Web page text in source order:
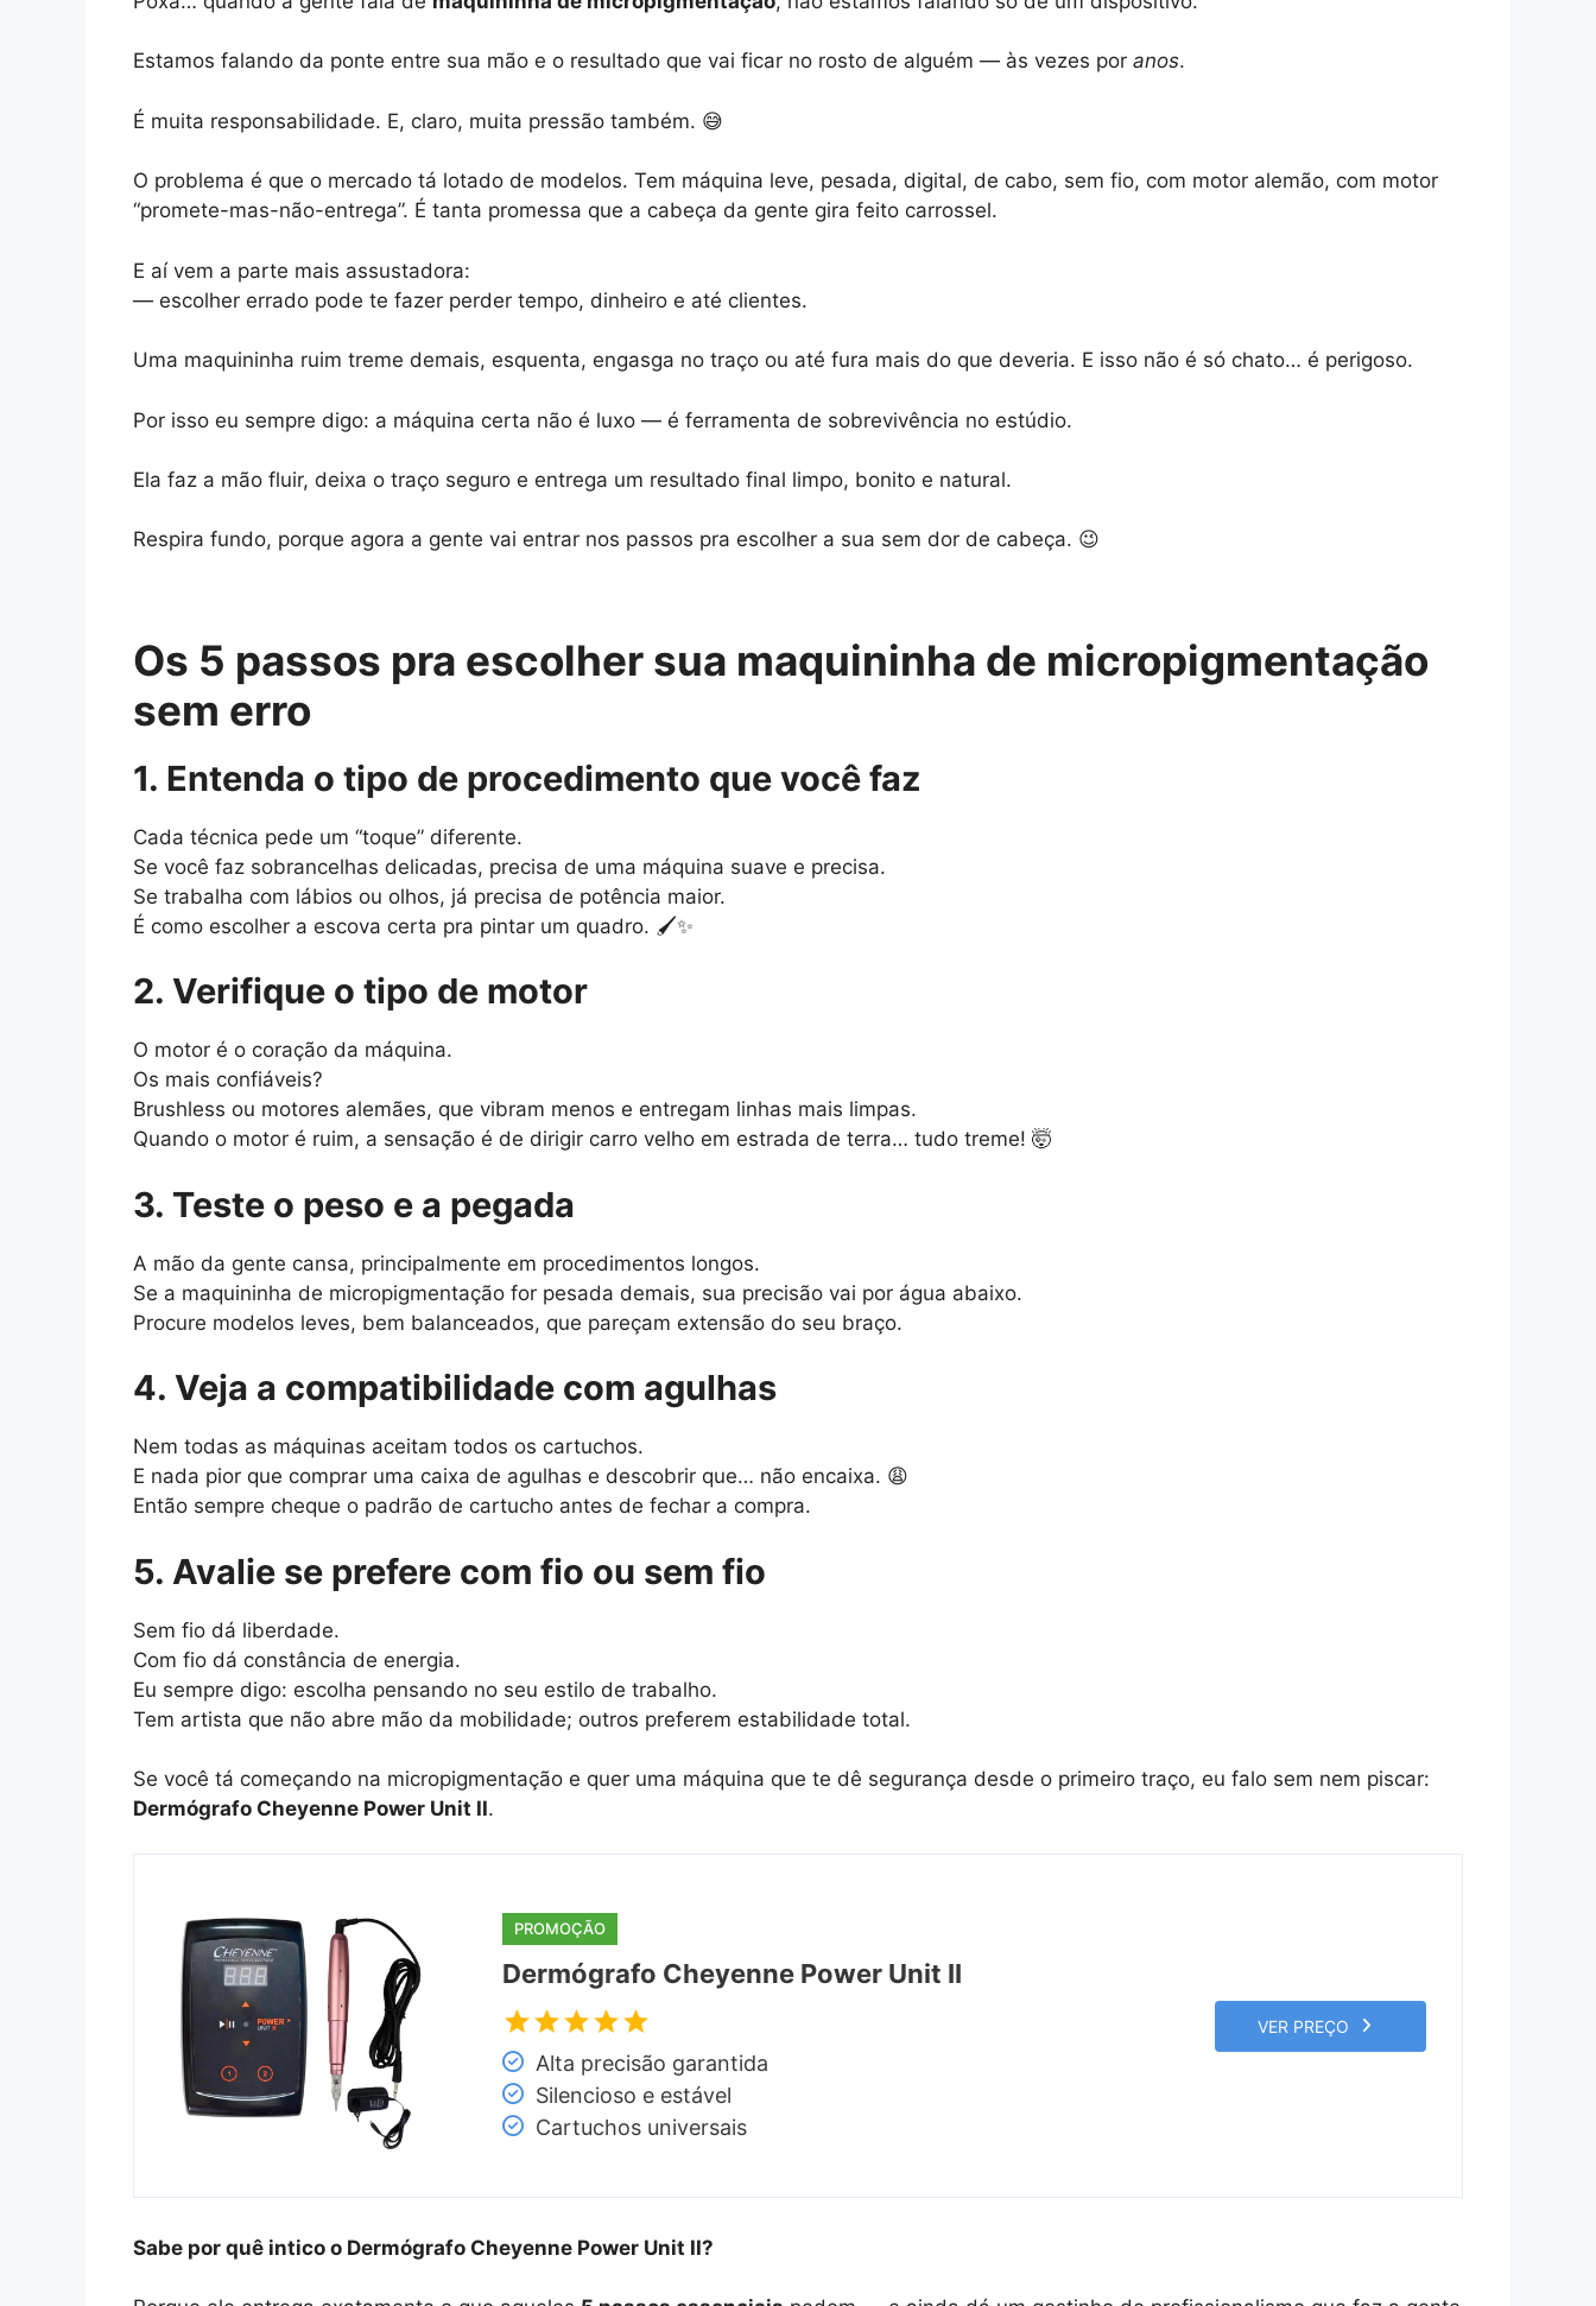
Estamos falando da ponte entre sua mão e o resultado que vai ficar no rosto de alguém — às vezes por anos.
É muita responsabilidade. E, claro, muita pressão também. 😅
O problema é que o mercado tá lotado de modelos. Tem máquina leve, pesada, digital, de cabo, sem fio, com motor alemão, com motor
“promete-mas-não-entrega”. É tanta promessa que a cabeça da gente gira feito carrossel.
E aí vem a parte mais assustadora:
— escolher errado pode te fazer perder tempo, dinheiro e até clientes.
Uma maquininha ruim treme demais, esquenta, engasga no traço ou até fura mais do que deveria. E isso não é só chato… é perigoso.
Por isso eu sempre digo: a máquina certa não é luxo — é ferramenta de sobrevivência no estúdio.
Ela faz a mão fluir, deixa o traço seguro e entrega um resultado final limpo, bonito e natural.
Respira fundo, porque agora a gente vai entrar nos passos pra escolher a sua sem dor de cabeça. 😉
Os 5 passos pra escolher sua maquininha de micropigmentação
sem erro
1. Entenda o tipo de procedimento que você faz
Cada técnica pede um “toque” diferente.
Se você faz sobrancelhas delicadas, precisa de uma máquina suave e precisa.
Se trabalha com lábios ou olhos, já precisa de potência maior.
É como escolher a escova certa pra pintar um quadro. 🖌️✨
2. Verifique o tipo de motor
O motor é o coração da máquina.
Os mais confiáveis?
Brushless ou motores alemães, que vibram menos e entregam linhas mais limpas.
Quando o motor é ruim, a sensação é de dirigir carro velho em estrada de terra… tudo treme! 🤯
3. Teste o peso e a pegada
A mão da gente cansa, principalmente em procedimentos longos.
Se a maquininha de micropigmentação for pesada demais, sua precisão vai por água abaixo.
Procure modelos leves, bem balanceados, que pareçam extensão do seu braço.
4. Veja a compatibilidade com agulhas
Nem todas as máquinas aceitam todos os cartuchos.
E nada pior que comprar uma caixa de agulhas e descobrir que… não encaixa. 😩
Então sempre cheque o padrão de cartucho antes de fechar a compra.
5. Avalie se prefere com fio ou sem fio
Sem fio dá liberdade.
Com fio dá constância de energia.
Eu sempre digo: escolha pensando no seu estilo de trabalho.
Tem artista que não abre mão da mobilidade; outros preferem estabilidade total.
Se você tá começando na micropigmentação e quer uma máquina que te dê segurança desde o primeiro traço, eu falo sem nem piscar:
Dermógrafo Cheyenne Power Unit II.
PROMOÇÃO
Dermógrafo Cheyenne Power Unit II
Alta precisão garantida
Silencioso e estável
Cartuchos universais
VER PREÇO
Sabe por quê intico o Dermógrafo Cheyenne Power Unit II?